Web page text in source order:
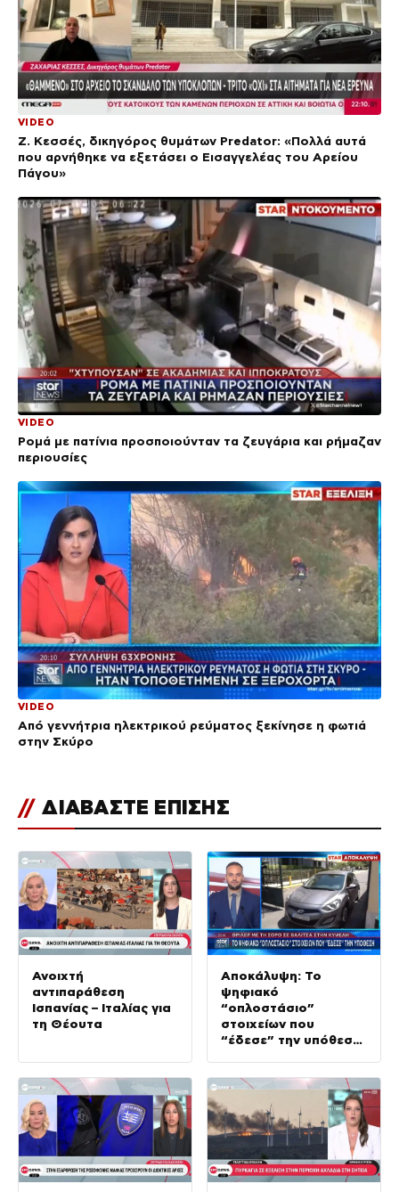
VIDEO
Ζ. Κεσσές, δικηγόρος θυμάτων Predator: «Πολλά αυτά
που αρνήθηκε να εξετάσει ο Εισαγγελέας του Αρείου
Πάγου»
VIDEO
Ρομά με πατίνια προσποιούνταν τα ζευγάρια και ρήμαζαν
περιουσίες
VIDEO
Από γεννήτρια ηλεκτρικού ρεύματος ξεκίνησε η φωτιά
στην Σκύρο
// ΔΙΑΒΑΣΤΕ ΕΠΙΣΗΣ
Ανοιχτή
αντιπαράθεση
Ισπανίας – Ιταλίας για
τη Θέουτα
Αποκάλυψη: Το
ψηφιακό
“οπλοστάσιο”
στοιχείων που
“έδεσε” την υπόθεση